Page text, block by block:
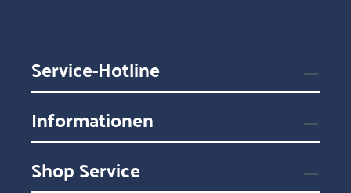
Service-Hotline
Informationen
Shop Service